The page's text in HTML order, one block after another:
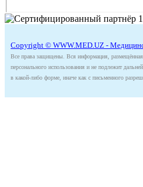
Copyright © WWW.MED.UZ -
Все права защищены. Вся информация, размещённая
персонального использования и не подлежит
в какой-либо форме, иначе как с письменного